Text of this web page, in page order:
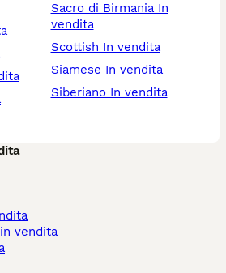
Sacro di Birmania In
vendita
Scottish In vendita
Siamese In vendita
Siberiano In vendita
vendita